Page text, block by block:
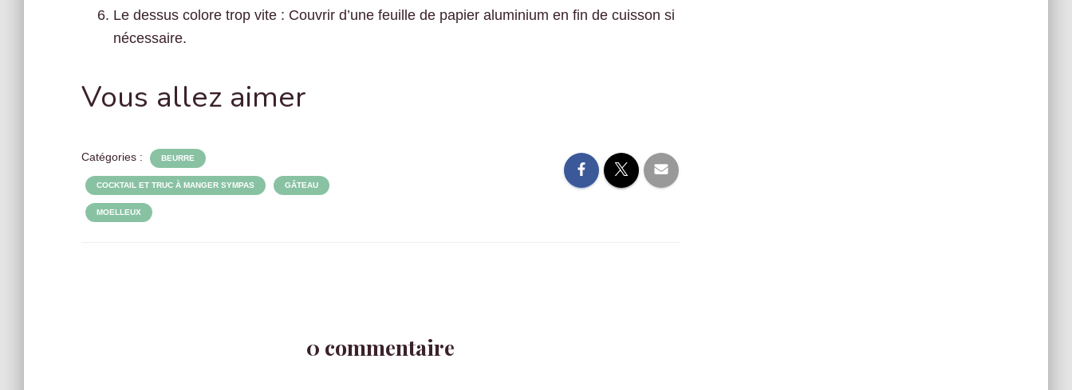
Le dessus colore trop vite : Couvrir d’une feuille de papier aluminium en fin de cuisson si
nécessaire.
Vous allez aimer
Catégories : BEURRE
COCKTAIL ET TRUC À MANGER SYMPAS GÂTEAU
MOELLEUX
0 commentaire